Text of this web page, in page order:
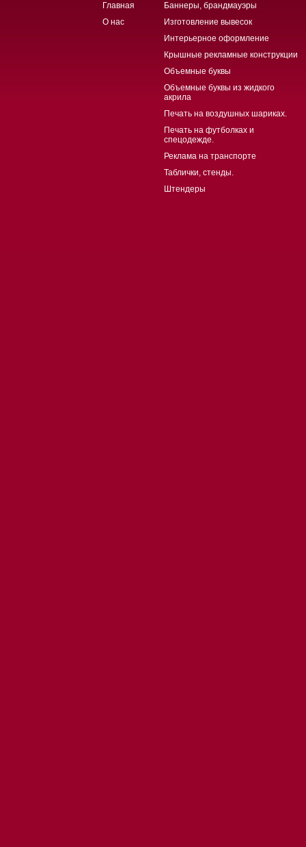
Главная
О нас
Баннеры, брандмауэры
Изготовление вывесок
Интерьерное оформление
Крышные рекламные конструкции
Объемные буквы
Объемные буквы из жидкого
акрила
Печать на воздушных шариках.
Печать на футболках и
спецодежде.
Реклама на транспорте
Таблички, стенды.
Штендеры